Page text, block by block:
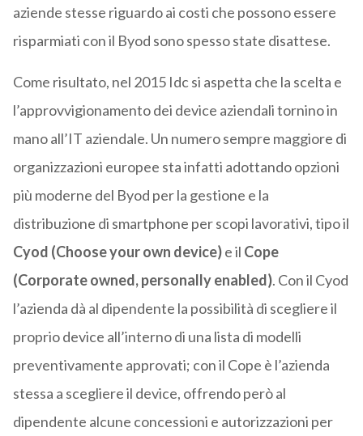
aziende stesse riguardo ai costi che possono essere
risparmiati con il Byod sono spesso state disattese.
Come risultato, nel 2015 Idc si aspetta che la scelta e
l’approvvigionamento dei device aziendali tornino in
mano all’IT aziendale. Un numero sempre maggiore di
organizzazioni europee sta infatti adottando opzioni
più moderne del Byod per la gestione e la
distribuzione di smartphone per scopi lavorativi, tipo il
Cyod (Choose your own device)e il Cope
(Corporate owned, personally enabled). Con il Cyod
l’azienda dà al dipendente la possibilità di scegliere il
proprio device all’interno di una lista di modelli
preventivamente approvati; con il Cope è l’azienda
stessa a scegliere il device, offrendo però al
dipendente alcune concessioni e autorizzazioni per